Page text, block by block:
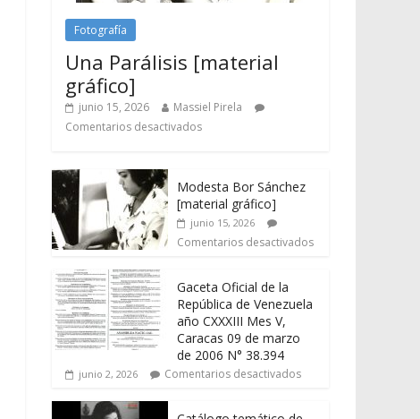
Fotografía
Una Parálisis [material
gráfico]
junio 15, 2026
Massiel Pirela
Comentarios desactivados
Modesta Bor Sánchez
[material gráfico]
junio 15, 2026
Comentarios desactivados
Gaceta Oficial de la
República de Venezuela
año CXXXIII Mes V,
Caracas 09 de marzo
de 2006 N° 38.394
junio 2, 2026 Comentarios desactivados